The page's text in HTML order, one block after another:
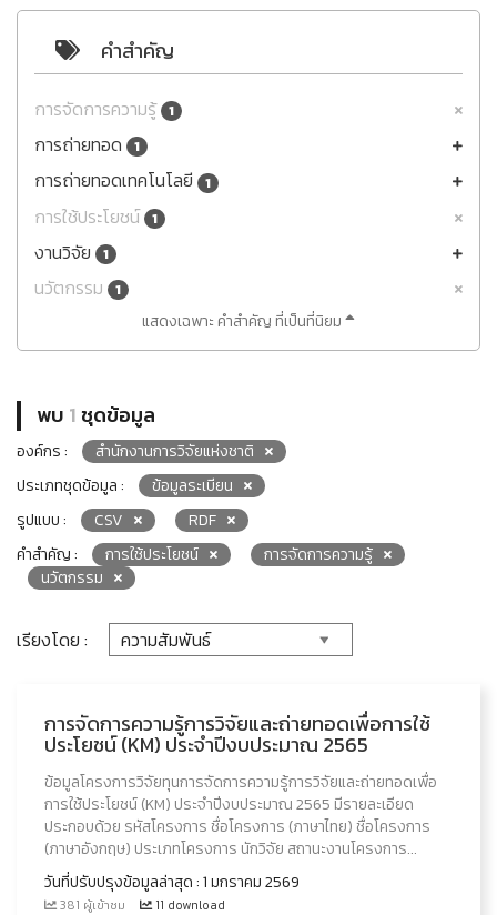
คำสำคัญ
การจัดการความรู้ 1
การถ่ายทอด 1
การถ่ายทอดเทคโนโลยี 1
การใช้ประโยชน์ 1
งานวิจัย 1
นวัตกรรม 1
แสดงเฉพาะ คำสำคัญ ที่เป็นที่นิยม
พบ 1ชุดข้อมูล
องค์กร :
สำนักงานการวิจัยแห่งชาติ
ประเภทชุดข้อมูล :
ข้อมูลระเบียน
รูปแบบ :
CSV
RDF
คำสำคัญ :
การใช้ประโยชน์
การจัดการความรู้
นวัตกรรม
เรียงโดย :
การจัดการความรู้การวิจัยและถ่ายทอดเพื่อการใช้
ประโยชน์ (KM) ประจำปีงบประมาณ 2565
ข้อมูลโครงการวิจัยทุนการจัดการความรู้การวิจัยและถ่ายทอดเพื่อ
การใช้ประโยชน์ (KM) ประจำปีงบประมาณ 2565 มีรายละเอียด
ประกอบด้วย รหัสโครงการ ชื่อโครงการ (ภาษาไทย) ชื่อโครงการ
(ภาษาอังกฤษ) ประเภทโครงการ นักวิจัย สถานะงานโครงการ...
วันที่ปรับปรุงข้อมูลล่าสุด : 1 มกราคม 2569
381 ผู้เข้าชม 11 download